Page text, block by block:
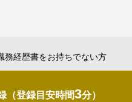
務経歴書をお持ちでない方
（登録目安時間3分）